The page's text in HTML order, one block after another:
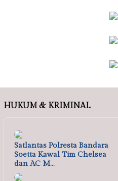
HUKUM & KRIMINAL
Satlantas Polresta Bandara
Soetta Kawal Tim Chelsea
dan AC M…